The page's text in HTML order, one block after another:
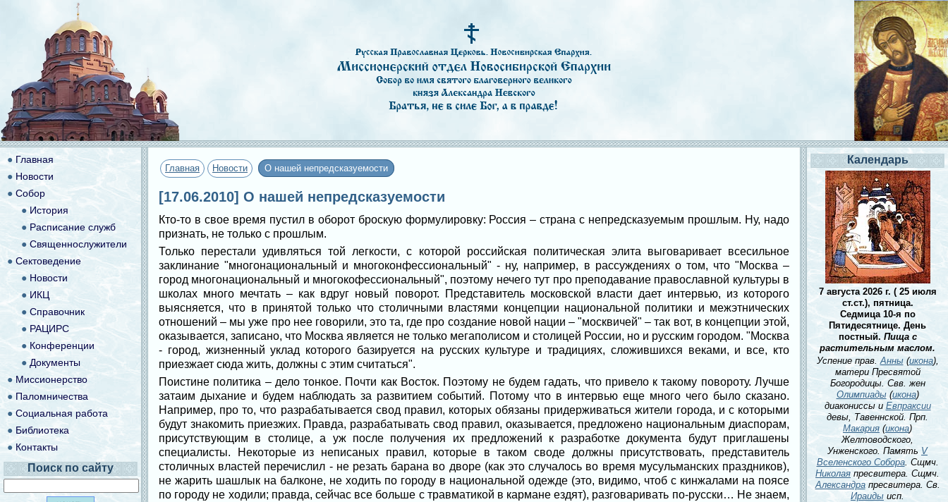
Главная Новости О нашей непредсказуемости
[17.06.2010] О нашей непредсказуемости
Кто-то в свое время пустил в оборот броскую формулировку: Россия – страна с непредсказуемым прошлым. Ну, надо
признать, не только с прошлым.
Только перестали удивляться той легкости, с которой российская политическая элита выговаривает всесильное
заклинание "многонациональный и многоконфессиональный" - ну, например, в рассуждениях о том, что "Москва –
город многонациональный и многокофессиональный", поэтому нечего тут про преподавание православной культуры в
школах много мечтать – как вдруг новый поворот. Представитель московской власти дает интервью, из которого
выясняется, что в принятой только что столичными властями концепции национальной политики и межэтнических
отношений – мы уже про нее говорили, это та, где про создание новой нации – "москвичей" – так вот, в концепции этой,
оказывается, записано, что Москва является не только мегаполисом и столицей России, но и русским городом. "Москва
- город, жизненный уклад которого базируется на русских культуре и традициях, сложившихся веками, и все, кто
приезжает сюда жить, должны с этим считаться".
Поистине политика – дело тонкое. Почти как Восток. Поэтому не будем гадать, что привело к такому повороту. Лучше
затаим дыхание и будем наблюдать за развитием событий. Потому что в интервью еще много чего было сказано.
Например, про то, что разрабатывается свод правил, которых обязаны придерживаться жители города, и с которыми
будут знакомить приезжих. Правда, разрабатывать свод правил, оказывается, предложено национальным диаспорам,
присутствующим в столице, а уж после получения их предложений к разработке документа будут приглашены
специалисты. Некоторые из неписаных правил, которые в таком своде должны присутствовать, представитель
столичных властей перечислил - не резать барана во дворе (как это случалось во время мусульманских праздников),
не жарить шашлык на балконе, не ходить по городу в национальной одежде (это, видимо, чтоб с кинжалами на поясе
по городу не ходили; правда, сейчас все больше с травматикой в кармане ездят), разговаривать по-русски… Не знаем,
● Главная
● Новости
● Собор
● История
● Расписание служб
● Священнослужители
● Сектоведение
● Новости
●ИКЦ
● Справочник
● РАЦИРС
● Конференции
● Документы
●Миссионерство
● Паломничества
●Социальная работа
● Библиотека
● Контакты
Поиск по сайту
Календарь
7 августа 2026 г. ( 25 июля
ст.ст.), пятница.
Седмица 10-я по
Пятидесятнице. День
постный. Пища с
растительным маслом.
Успение прав.Анны(икона),
матери Пресвятой
Богородицы. Свв. жен
Олимпиады(икона)
диакониссы и Евпраксии
девы, Тавеннской. Прп.
Макария (икона)
Желтоводского,
Унженского. Память V
Вселенского Собора. Сщмч.
Николая пресвитера. Сщмч.
Александрапресвитера. Св.
Ираиды исп.